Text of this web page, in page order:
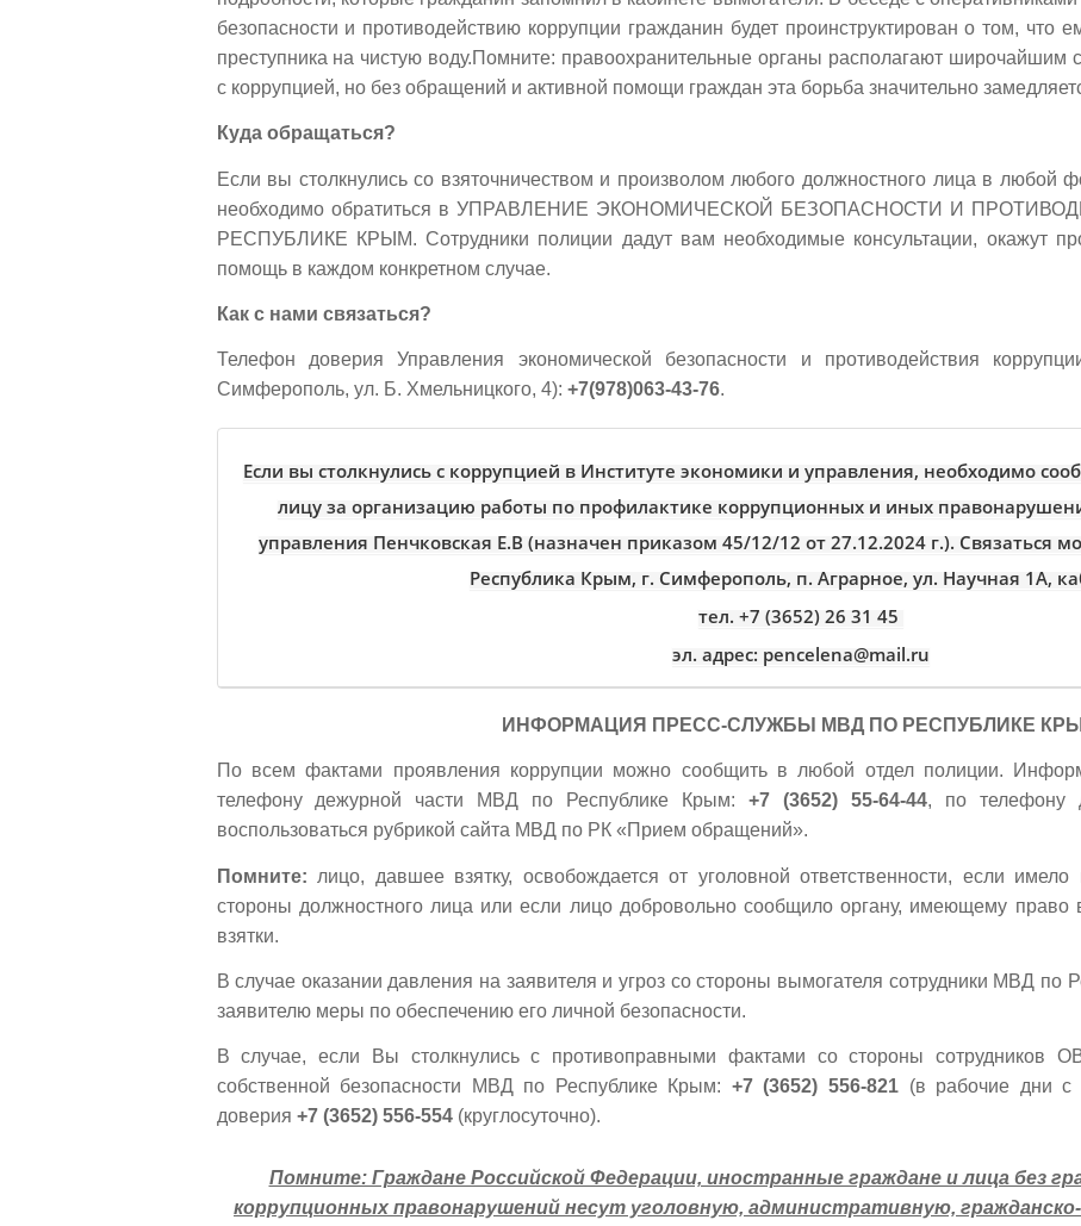
безопасности и противодействию коррупции гражданин будет проинструктирован о том, что
преступника на чистую воду.Помните: правоохранительные органы располагают широчайшим
с коррупцией, но без обращений и активной помощи граждан эта борьба значительно
Куда обращаться?
Если вы столкнулись со взяточничеством и произволом любого должностного лица в любой
необходимо обратиться в УПРАВЛЕНИЕ ЭКОНОМИЧЕСКОЙ БЕЗОПАСНОСТИ И
РЕСПУБЛИКЕ КРЫМ. Сотрудники полиции дадут вам необходимые консультации, окажут
помощь в каждом конкретном случае.
Как с нами связаться?
Телефон доверия Управления экономической безопасности и противодействия
Симферополь, ул. Б. Хмельницкого, 4): +7(978)063-43-76.
Если вы столкнулись с коррупцией в Институте экономики и управления, необходимо
лицу за организацию работы по профилактике коррупционных и иных
управления Пенчковская Е.В (назначен приказом 45/12/12 от 27.12.2024 г.). Связаться
Республика Крым, г. Симферополь, п. Аграрное, ул. Научная 1А,
тел. +7 (3652) 26 31 45
эл. адрес: pencelena@mail.ru
ИНФОРМАЦИЯ ПРЕСС-СЛУЖБЫ МВД ПО РЕСПУБЛИКЕ
По всем фактами проявления коррупции можно сообщить в любой отдел полиции.
телефону дежурной части МВД по Республике Крым:+7 (3652) 55-64-44, по телефону
воспользоваться рубрикой сайта МВД по РК «Прием обращений».
Помните: лицо, давшее взятку, освобождается от уголовной ответственности, если имело
стороны должностного лица или если лицо добровольно сообщило органу, имеющему право
взятки.
В случае оказании давления на заявителя и угроз со стороны вымогателя сотрудники МВД по
заявителю меры по обеспечению его личной безопасности.
В случае, если Вы столкнулись с противоправными фактами со стороны сотрудников
собственной безопасности МВД по Республике Крым: +7 (3652) 556-821(в рабочие дни с
доверия +7 (3652) 556-554 (круглосуточно).
Помните: Граждане Российской Федерации, иностранные граждане и лица без
коррупционных правонарушений несут уголовную, административную,